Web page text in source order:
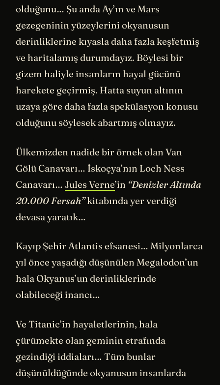
olduğunu… Şu anda Ay’ın ve Mars
gezegeninin yüzeylerini okyanusun
derinliklerine kıyasla daha fazla keşfetmiş
ve haritalamış durumdayız. Böylesi bir
gizem haliyle insanların hayal gücünü
harekete geçirmiş. Hatta suyun altının
uzaya göre daha fazla spekülasyon konusu
olduğunu söylesek abartmış olmayız.
Ülkemizden nadide bir örnek olan Van
Gölü Canavarı… İskoçya’nın Loch Ness
Canavarı… Jules Verne’in “Denizler Altında
20.000 Fersah”kitabında yer verdiği
devasa yaratık…
Kayıp Şehir Atlantis efsanesi… Milyonlarca
yıl önce yaşadığı düşünülen Megalodon’un
hala Okyanus’un derinliklerinde
olabileceği inancı…
Ve Titanic’in hayaletlerinin, hala
çürümekte olan geminin etrafında
gezindiği iddiaları… Tüm bunlar
düşünüldüğünde okyanusun insanlarda